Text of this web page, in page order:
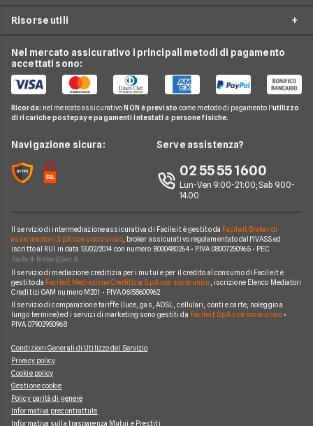
Conti e Carte
Telefonia Mobile
Pay TV
Noleggio Lungo Termine
News
Chi siamo
Perché scegliere Facile.it
Mappa del sito
Noleggio SUV
Noleggio monovolume
Arval
Leasys
LeasePlan
B-rent
Athlon
Program
Horizon Automotive
BMW
Citroen
Fiat
Ford
Mercedes
Nissan
Peugeot
Volkswagen
Risorse utili
Guide noleggio auto
News noleggio auto
Glossario noleggio auto
Nel mercato assicurativo i principali metodi di pagamento
accettati sono:
Ricorda: nel mercato assicurativo NON è previsto come metodo di pagamento l'utilizzo
di ricariche postepay e pagamenti intestati a persone fisiche.
Navigazione sicura: Serve assistenza?
02 55 55 1600
Lun-Ven 9:00-21:00; Sab 9.00-
14.00
Il servizio di intermediazione assicurativa di Facile.it è gestito da Facile.it Broker di
assicurazioni S.p.A. con socio unico, broker assicurativo regolamentato dall'IVASS ed
iscritto al RUI in data 13/02/2014 con numero B000480264 • P.IVA 08007250965 • PEC
Il servizio di mediazione creditizia per i mutui e per il credito al consumo di Facile.it è
gestito da Facile.it Mediazione Creditizia S.p.A. con socio unico , iscrizione Elenco Mediatori
Creditizi OAM numero M201 • P.IVA 06158600962
Il servizio di comparazione tariffe (luce, gas, ADSL, cellulari, conti e carte, noleggio a
lungo termine) ed i servizi di marketing sono gestiti da Facile.it S.p.A. con socio unico•
P.IVA 07902950968
Condizioni Generali di Utilizzo del Servizio
Privacy policy
Cookie policy
Gestione cookie
Policy parità di genere
Informativa precontrattule
Informativa sulla trasparenza Mutui e Prestiti